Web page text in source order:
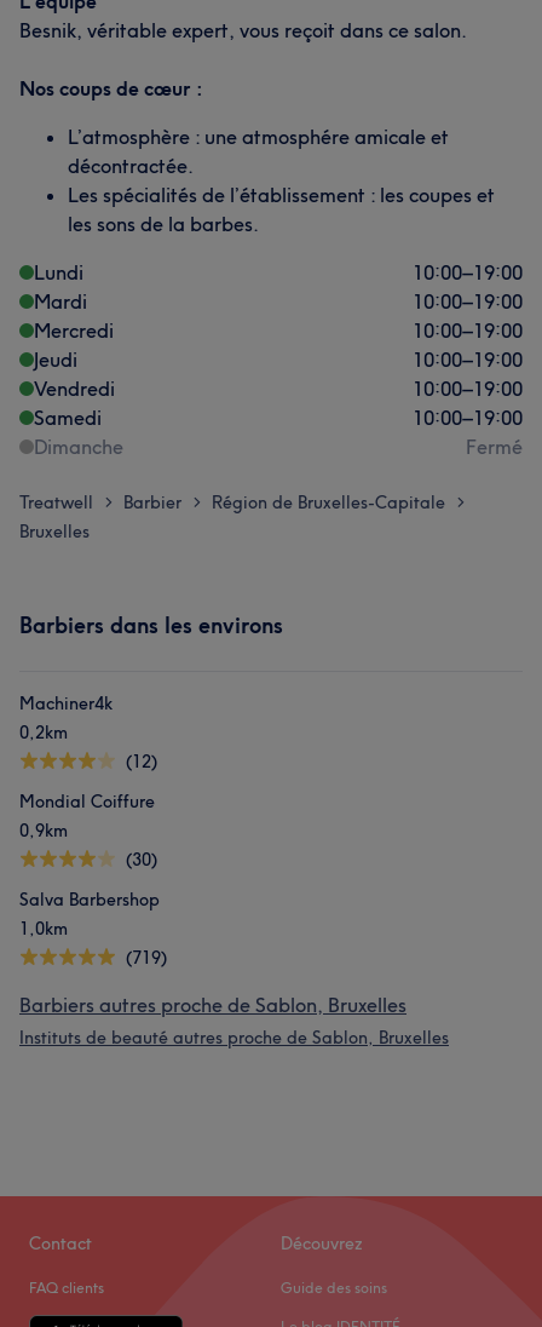
Besnik, véritable expert, vous reçoit dans ce salon.
Nos coups de cœur :
L’atmosphère : une atmosphére amicale et
décontractée.
Les spécialités de l’établissement : les coupes et
les sons de la barbes.
Lundi
10:00–19:00
Mardi
10:00–19:00
Mercredi
10:00–19:00
Jeudi
10:00–19:00
Vendredi
10:00–19:00
Samedi
10:00–19:00
Dimanche
Fermé
Treatwell > Barbier > Région de Bruxelles-Capitale >
Bruxelles
Barbiers dans les environs
Machiner4k
0,2km
(12)
Mondial Coiffure
0,9km
(30)
Salva Barbershop
1,0km
(719)
Barbiers autres proche de Sablon, Bruxelles
Instituts de beauté autres proche de Sablon, Bruxelles
Contact
FAQ clients
Découvrez
Guide des soins